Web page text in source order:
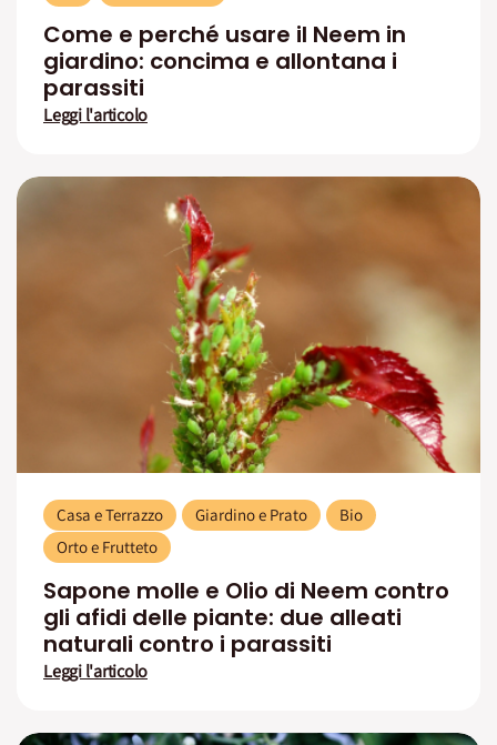
Come e perché usare il Neem in
giardino: concima e allontana i
parassiti
Leggi l'articolo
Casa e Terrazzo Giardino e Prato
Bio
Orto e Frutteto
Sapone molle e Olio di Neem contro
gli afidi delle piante: due alleati
naturali contro i parassiti
Leggi l'articolo